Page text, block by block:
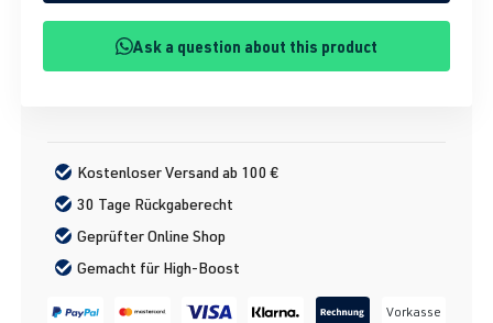
Ask a question about this product
Kostenloser Versand ab 100 €
30 Tage Rückgaberecht
Geprüfter Online Shop
Gemacht für High-Boost
Vorkasse